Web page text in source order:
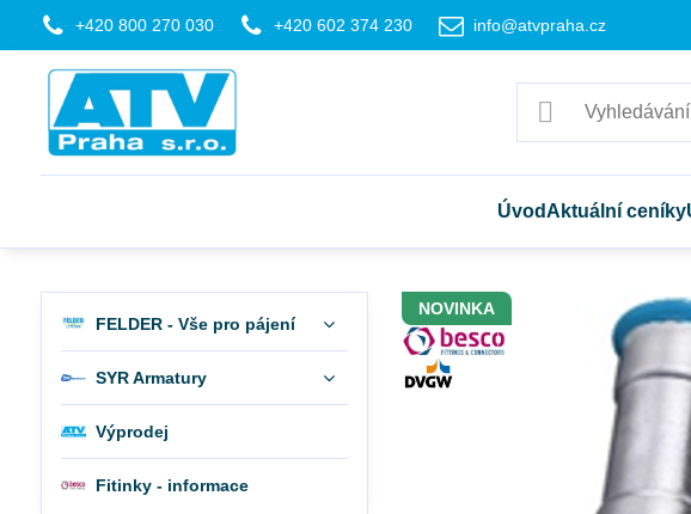
+420 800 270 030 +420 602 374 230 info@atvpraha.cz
ÚvodAktuální ceníky
NOVINKA
FELDER - Vše pro pájení
SYR Armatury
Výprodej
Fitinky - informace